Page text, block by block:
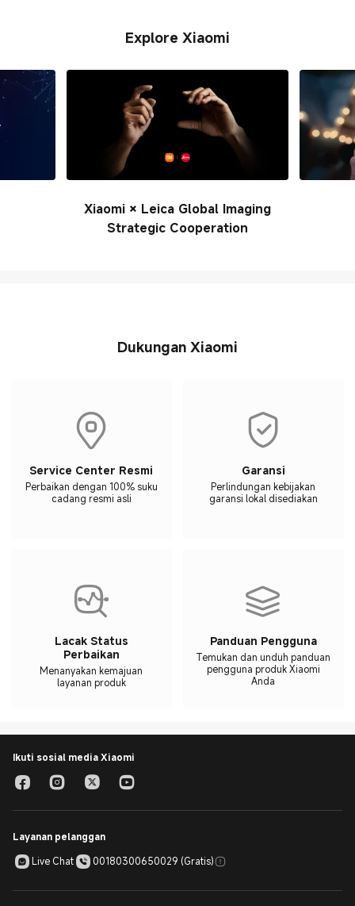
Explore Xiaomi
Xiaomi × Leica Global Imaging
Strategic Cooperation
Dukungan Xiaomi
Service Center Resmi
Perbaikan dengan 100% suku
cadang resmi asli
Garansi
Perlindungan kebijakan
garansi lokal disediakan
Lacak Status
Perbaikan
Menanyakan kemajuan
layanan produk
Panduan Pengguna
Temukan dan unduh panduan
pengguna produk Xiaomi
Anda
Ikuti sosial media Xiaomi
Layanan pelanggan
Live Chat
00180300650029 (Gratis)